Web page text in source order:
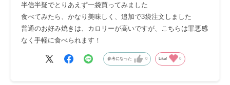
半信半疑でとりあえず一袋買ってみました
食べてみたら、かなり美味しく、追加で3袋注文しました
普通のお好み焼きは、カロリーが高いですが、こちらは罪悪感
なく手軽に食べられます！
参考になった 0 Like! 0